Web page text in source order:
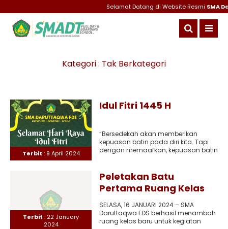
Selamat Datang di Website ResmiSMA
Kategori : Tak Berkategori
Terbit : 9 April 2024
Idul Fitri 1445 H
“Bersedekah akan memberikan
kepuasan batin pada diri kita. Tapi
dengan memaafkan, kepuasan batin
Terbit : 22 January
2024
Peletakan Batu
Pertama Ruang Kelas
Baru
SELASA, 16 JANUARI 2024 – SMA
Daruttaqwa FDS berhasil menambah
ruang kelas baru untuk kegiatan